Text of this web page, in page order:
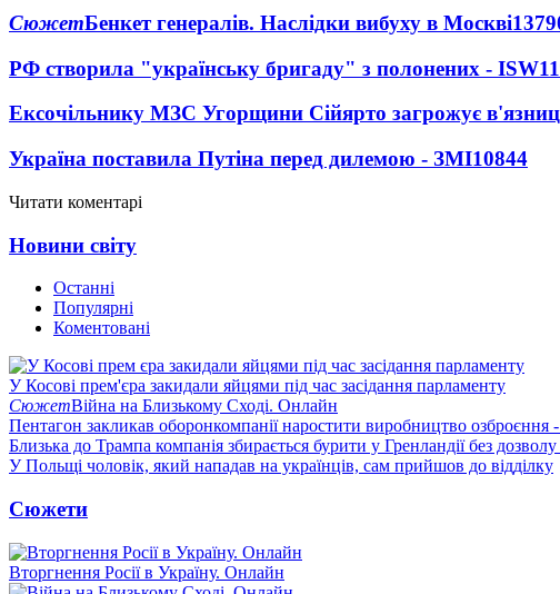
СюжетБенкет генералів. Наслідки вибуху в Москві
РФ створила "українську бригаду" з полонених - ISW
Ексочільнику МЗС Угорщини Сійярто загрожує
Україна поставила Путіна перед дилемою - ЗМІ10844
Читати коментарі
Новини світу
Останні
Популярні
Коментовані
У Косові прем'єра закидали яйцями під час засідання парламенту
СюжетВійна на Близькому Сході. Онлайн
Пентагон закликав оборонкомпанії наростити виробництво озброєння
Близька до Трампа компанія збирається бурити у Гренландії без
У Польщі чоловік, який нападав на українців, сам прийшов до відділку
Сюжети
Вторгнення Росії в Україну. Онлайн